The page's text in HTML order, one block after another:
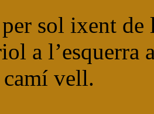
sol ixent de
a l’esquerra
vell.